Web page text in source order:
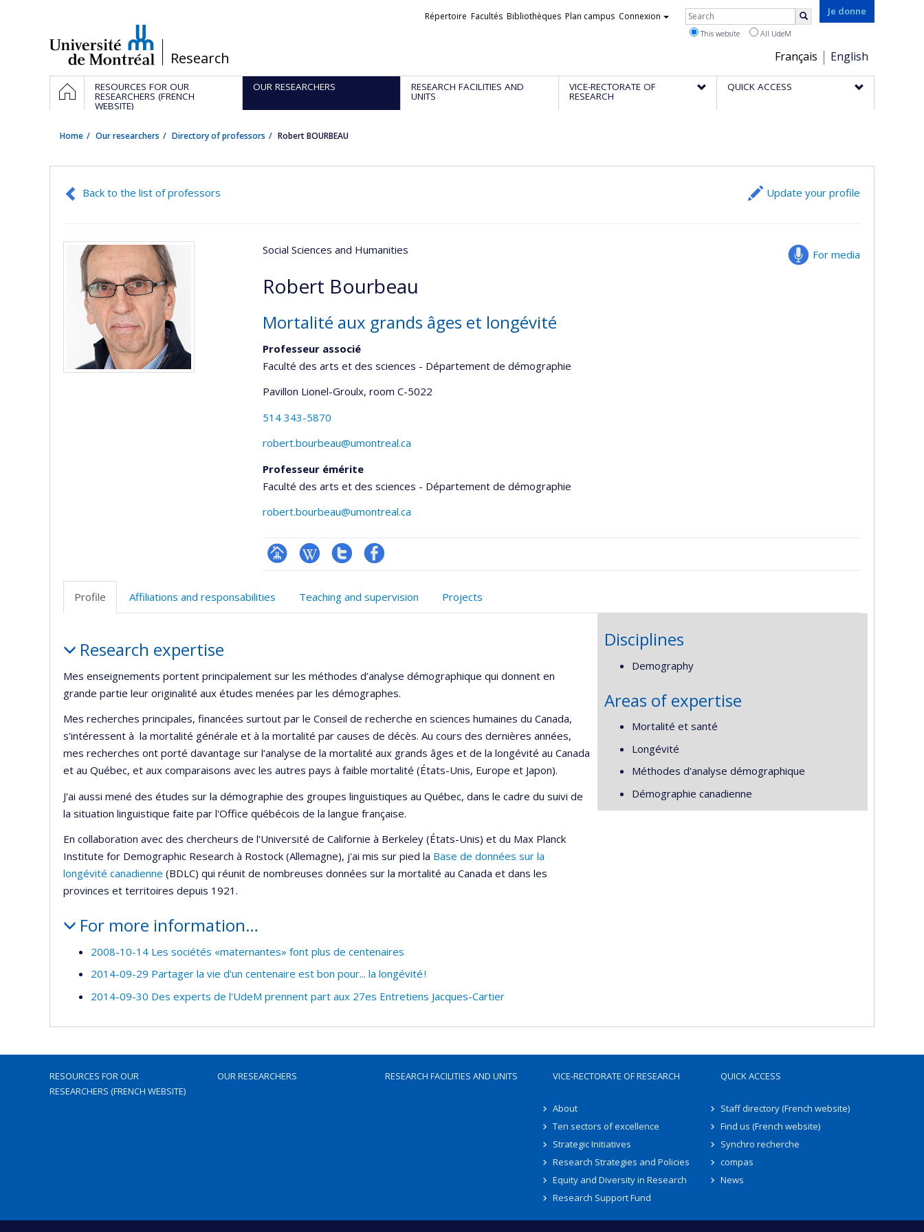
/Research
Je donne
Choix
de
la
Français English
Liens
Répertoire Facultés Bibliothèques Plan campus Connexion Rechercher
This website All UdeM
Navigation
principale
HOMERESOURCES FOR OUR
RESEARCHERS (FRENCH
WEBSITE)
OUR RESEARCHERS RESEARCH FACILITIES AND
UNITS
VICE-RECTORATE OF
RESEARCH
QUICK ACCESS
Home Our researchers Directory of professors Robert BOURBEAU
Back to the list of professors Update your profile
For media
Social Sciences and Humanities
Robert Bourbeau
Mortalité aux grands âges et longévité
Professeur associé
Faculté des arts et des sciences - Département de démographie
Pavillon Lionel-Groulx, room C-5022
514 343-5870
robert.bourbeau@umontreal.ca
Professeur émérite
Faculté des arts et des sciences - Département de démographie
robert.bourbeau@umontreal.ca
Page
(faculté,département,école)
Wiki
CompteProfil
Profile Affiliations and responsabilities Teaching and supervision Projects
Research expertise
Mes enseignements portent principalement sur les méthodes d’analyse démographique qui donnent en
grande partie leur originalité aux études menées par les démographes.
Mes recherches principales, financées surtout par le Conseil de recherche en sciences humaines du Canada,
s'intéressent à la mortalité générale et à la mortalité par causes de décès. Au cours des dernières années,
mes recherches ont porté davantage sur l‘analyse de la mortalité aux grands âges et de la longévité au Canada
et au Québec, et aux comparaisons avec les autres pays à faible mortalité (États-Unis, Europe et Japon).
J'ai aussi mené des études sur la démographie des groupes linguistiques au Québec, dans le cadre du suivi de
la situation linguistique faite par l'Office québécois de la langue française.
En collaboration avec des chercheurs de l’Université de Californie à Berkeley (États-Unis) et du Max Planck
Institute for Demographic Research à Rostock (Allemagne), j'ai mis sur pied la Base de données sur la
longévité canadienne (BDLC) qui réunit de nombreuses données sur la mortalité au Canada et dans les
provinces et territoires depuis 1921.
For more information…
2008-10-14 Les sociétés «maternantes» font plus de centenaires
2014-09-29 Partager la vie d'un centenaire est bon pour... la longévité !
2014-09-30 Des experts de l'UdeM prennent part aux 27es Entretiens Jacques-Cartier
Disciplines
Demography
Areas of expertise
Mortalité et santé
Longévité
Méthodes d'analyse démographique
Démographie canadienne
RESOURCES FOR OUR
RESEARCHERS (FRENCH WEBSITE)
OUR RESEARCHERS RESEARCH FACILITIES AND UNITS VICE-RECTORATE OF RESEARCH
About
Ten sectors of excellence
Strategic Initiatives
Research Strategies and Policies
Equity and Diversity in Research
Research Support Fund
QUICK ACCESS
Staff directory (French website)
Find us (French website)
Synchro recherche
compas
News